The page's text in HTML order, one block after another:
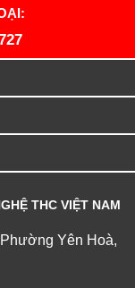
THC VIỆT NAM
Yên Hoà,